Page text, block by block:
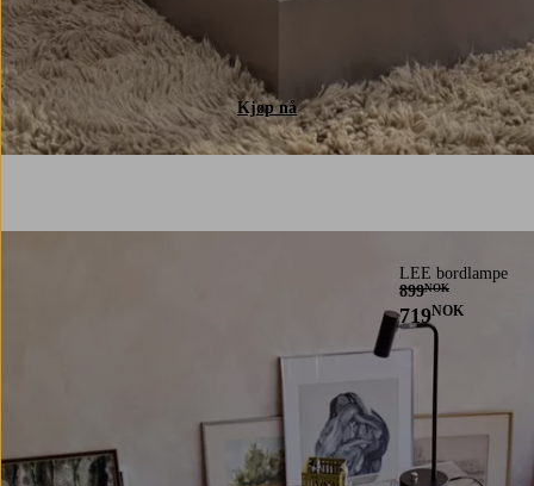
Kjøp nå
LEE bordlampe
899NOK
719NOK